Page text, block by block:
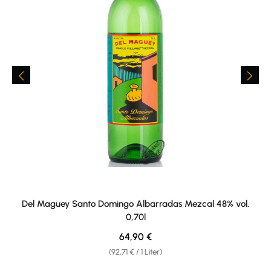
Del Maguey Santo Domingo Albarradas Mezcal 48% vol.
0,70l
(92,71 € / 1 Liter)
Regulärer Preis:
64,90 €